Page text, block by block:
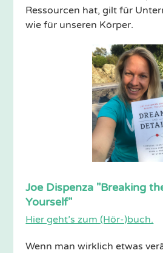
Ressourcen hat, gilt für
wie für unseren Körper.
Joe Dispenza "Breaking
Yourself"
Hier geht’s zum (Hör-)buch.
Wenn man wirklich etwas